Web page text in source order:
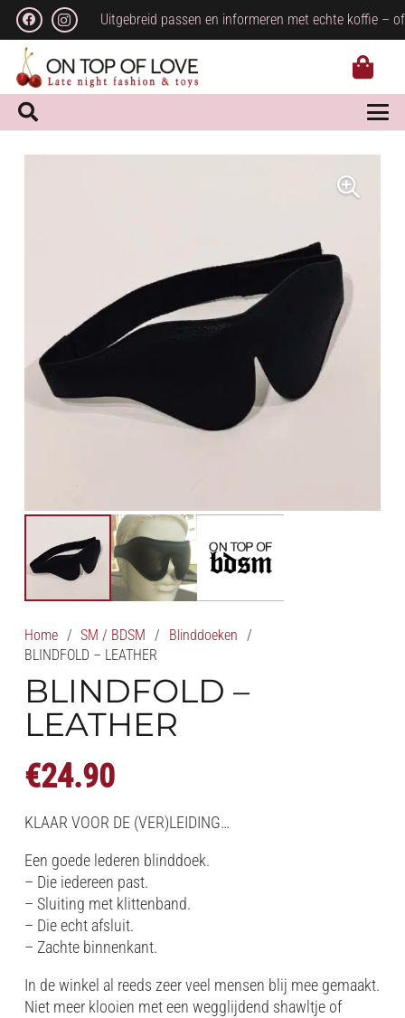
Uitgebreid passen en informeren met echte koffie –
Home / SM / BDSM / Blinddoeken
/
BLINDFOLD – LEATHER
BLINDFOLD –
LEATHER
€24.90
KLAAR VOOR DE (VER)LEIDING…
Een goede lederen blinddoek.
– Die iedereen past.
– Sluiting met klittenband.
– Die echt afsluit.
– Zachte binnenkant.
In de winkel al reeds zeer veel mensen blij mee gemaakt.
Niet meer klooien met een wegglijdend shawltje of